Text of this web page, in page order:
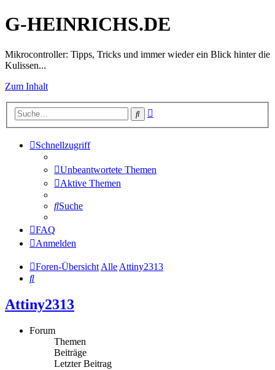
G-HEINRICHS.DE
Mikrocontroller: Tipps, Tricks und immer wieder ein Blick hinter die
Kulissen...
Zum Inhalt
Suche
Schnellzugriff
Unbeantwortete Themen
Aktive Themen
Suche
FAQ
Anmelden
Foren-ÜbersichtAlleAttiny2313
Suche
Attiny2313
Forum
Themen
Beiträge
Letzter Beitrag